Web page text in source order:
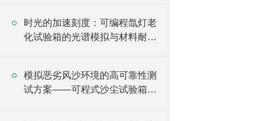
时光的加速刻度：可编程氙灯老
化试验箱的光谱模拟与材料耐候
模拟恶劣风沙环境的高可靠性测
试方案——可程式沙尘试验箱详